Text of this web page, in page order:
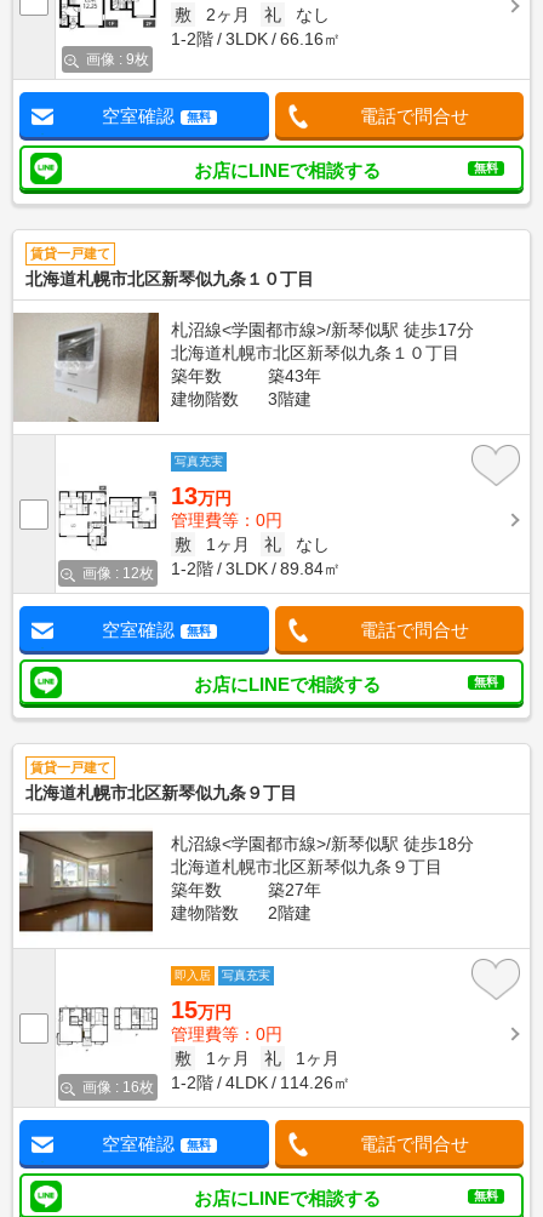
画像 : 9枚
敷
2ヶ月 礼
なし
1-2階
3LDK 66.16㎡
空室確認 無料 電話で問合せ
お店にLINEで相談する 無料
賃貸一戸建て
北海道札幌市北区新琴似九条１０丁目
札沼線<学園都市線>/新琴似駅 徒歩17分
北海道札幌市北区新琴似九条１０丁目
築年数
築43年
建物階数
3階建
画像 : 12枚
写真充実
13万円
管理費等：0円
敷
1ヶ月 礼
なし
1-2階
3LDK 89.84㎡
空室確認 無料 電話で問合せ
お店にLINEで相談する 無料
賃貸一戸建て
北海道札幌市北区新琴似九条９丁目
札沼線<学園都市線>/新琴似駅 徒歩18分
北海道札幌市北区新琴似九条９丁目
築年数
築27年
建物階数
2階建
画像 : 16枚
即入居 写真充実
15万円
管理費等：0円
敷
1ヶ月 礼
1ヶ月
1-2階
4LDK 114.26㎡
空室確認 無料 電話で問合せ
お店にLINEで相談する 無料